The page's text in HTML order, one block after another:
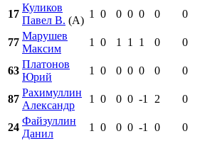
17
Куликов
Павел В. (А)
1 0 0 0 0 0 0
77
Марушев
Максим
1 0 1 1 1 0 0
63
Платонов
Юрий
1 0 0 0 0 0 0
87
Рахимуллин
Александр
1 0 0 0 -1 2 0
24
Файзуллин
Данил
1 0 0 0 -1 0 0